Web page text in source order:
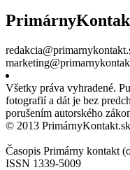
Všetky práva vyhradené.
fotografií a dát je bez
porušením autorského
© 2013
Časopis Primárny kontakt
ISSN 1339-5009